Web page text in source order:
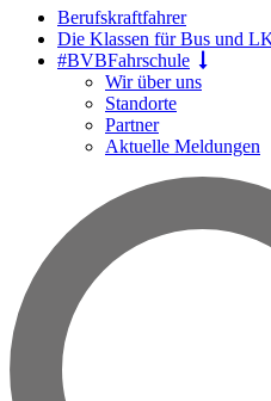
Berufskraftfahrer
Die Klassen für Bus und
#BVBFahrschule
Wir über uns
Standorte
Partner
Aktuelle Meldungen